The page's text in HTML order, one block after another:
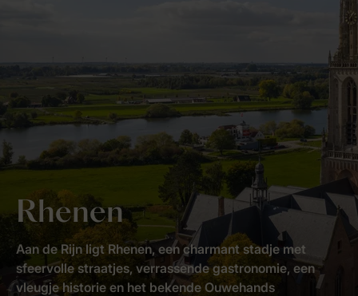
Rhenen
Aan de Rijn ligt Rhenen, een charmant stadje met
sfeervolle straatjes, verrassende gastronomie, een
vleugje historie en het bekende Ouwehands